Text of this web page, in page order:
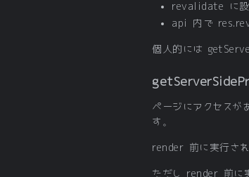
revalidate に設
api 内で
個人的には
ページにアクセス
す。
render 前に実行され
ただし render 前に